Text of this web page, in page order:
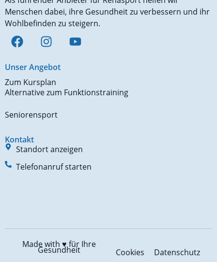
Menschen dabei, ihre Gesundheit zu verbessern und ihr
Wohlbefinden zu steigern.
Unser Angebot
Zum Kursplan
Alternative zum Funktionstraining
Seniorensport
Kontakt
Standort anzeigen
Telefonanruf starten
Made with ♥️für Ihre
Gesundheit Cookies Datenschutz